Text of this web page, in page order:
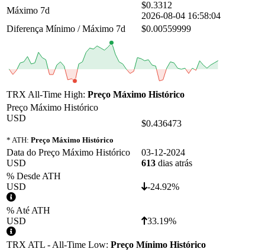
Máximo 7d
$0.3312
2026-08-04 16:58:04
Diferença Mínimo / Máximo 7d
$0.00559999
TRX All-Time High: Preço Máximo Histórico
Preço Máximo Histórico
USD
* ATH: Preço Máximo Histórico
$0.436473
Data do Preço Máximo Histórico
USD
03-12-2024
613 dias atrás
% Desde ATH
USD
-24.92%
% Até ATH
USD
33.19%
TRX ATL - All-Time Low: Preço Mínimo Histórico